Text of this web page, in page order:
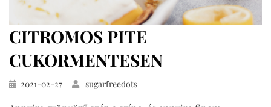
CITROMOS PITE
CUKORMENTESEN
Közzétéve
2021-02-27 sugarfreedots